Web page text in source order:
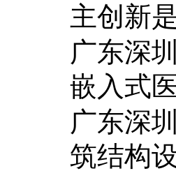
主创新
广东深
嵌入式
广东深
筑结构